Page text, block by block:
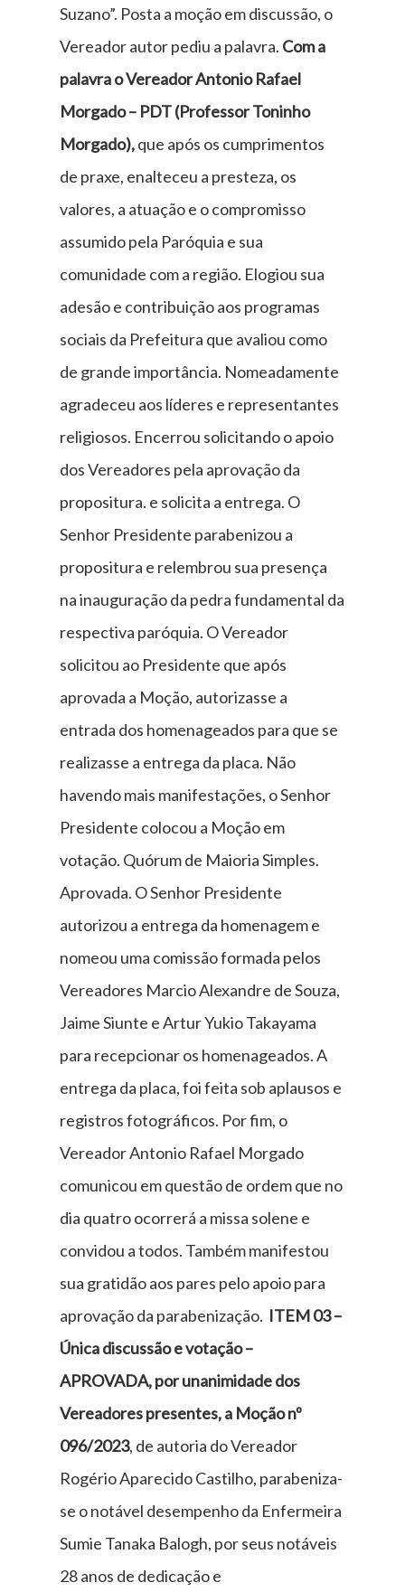
Suzano”. Posta a moção em discussão, o
Vereador autor pediu a palavra. Com a
palavra o Vereador Antonio Rafael
Morgado – PDT (Professor Toninho
Morgado),que após os cumprimentos
de praxe, enalteceu a presteza, os
valores, a atuação e o compromisso
assumido pela Paróquia e sua
comunidade com a região. Elogiou sua
adesão e contribuição aos programas
sociais da Prefeitura que avaliou como
de grande importância. Nomeadamente
agradeceu aos líderes e representantes
religiosos. Encerrou solicitando o apoio
dos Vereadores pela aprovação da
propositura. e solicita a entrega. O
Senhor Presidente parabenizou a
propositura e relembrou sua presença
na inauguração da pedra fundamental da
respectiva paróquia. O Vereador
solicitou ao Presidente que após
aprovada a Moção, autorizasse a
entrada dos homenageados para que se
realizasse a entrega da placa. Não
havendo mais manifestações, o Senhor
Presidente colocou a Moção em
votação. Quórum de Maioria Simples.
Aprovada. O Senhor Presidente
autorizou a entrega da homenagem e
nomeou uma comissão formada pelos
Vereadores Marcio Alexandre de Souza,
Jaime Siunte e Artur Yukio Takayama
para recepcionar os homenageados. A
entrega da placa, foi feita sob aplausos e
registros fotográficos. Por fim, o
Vereador Antonio Rafael Morgado
comunicou em questão de ordem que no
dia quatro ocorrerá a missa solene e
convidou a todos. Também manifestou
sua gratidão aos pares pelo apoio para
aprovação da parabenização. ITEM 03 –
Única discussão e votação –
APROVADA, por unanimidade dos
Vereadores presentes,a Moção nº
096/2023, de autoria do Vereador
Rogério Aparecido Castilho, parabeniza-
se o notável desempenho da Enfermeira
Sumie Tanaka Balogh, por seus notáveis
28 anos de dedicação e